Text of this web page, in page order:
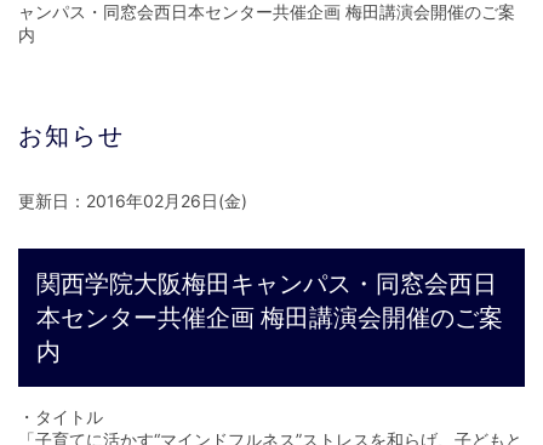
ャンパス・同窓会西日本センター共催企画 梅田講演会開催のご案
内
お知らせ
更新日：2016年02月26日(金)
関西学院大阪梅田キャンパス・同窓会西日
本センター共催企画 梅田講演会開催のご案
内
・タイトル
「子育てに活かす“マインドフルネス”ストレスを和らげ、子どもと